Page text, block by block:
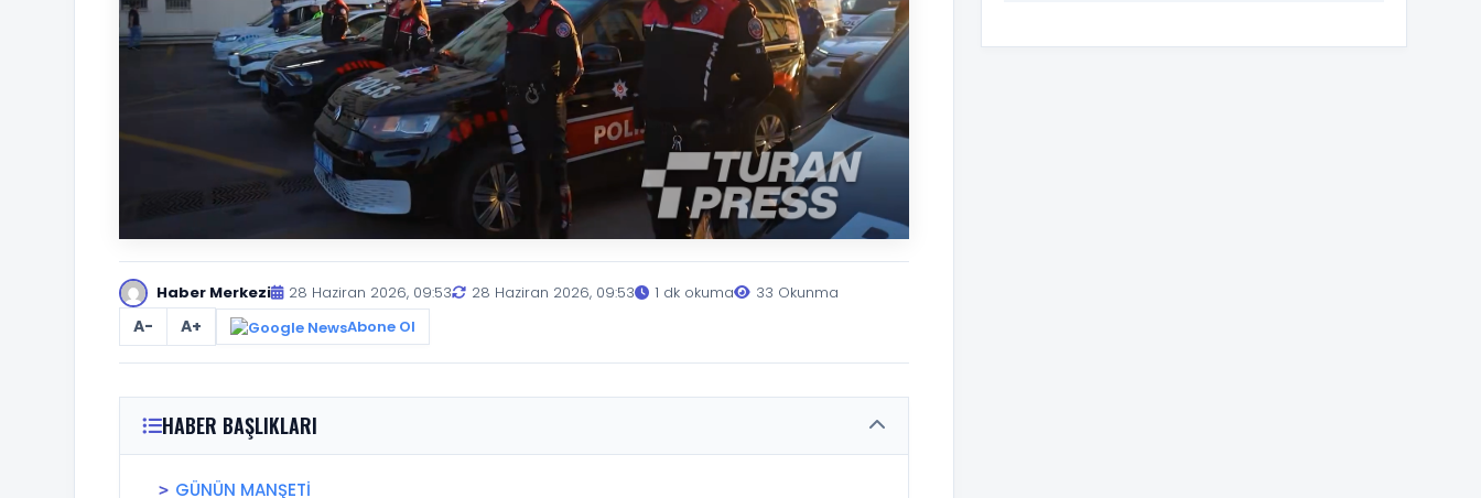
Haber Merkezi 28 Haziran 2026, 09:53 28 Haziran 2026, 09:53 1 dk okuma 33 Okunma
A- A+ Abone Ol
HABER BAŞLIKLARI
GÜNÜN MANŞETİ